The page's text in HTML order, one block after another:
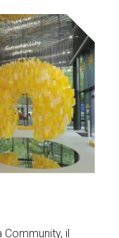
Community, il